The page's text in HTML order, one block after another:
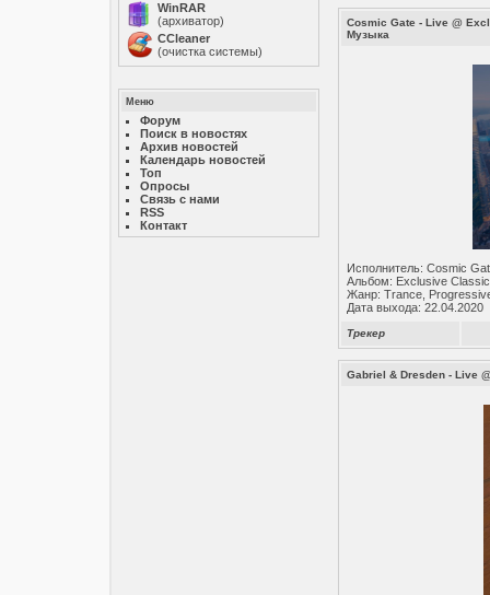
WinRAR
(архиватор)
ССleaner
(очистка системы)
Меню
Форум
Поиск в новостях
Архив новостей
Календарь новостей
Топ
Опросы
Связь с нами
RSS
Контакт
Cosmic Gate - Live @
Музыка
Исполнитель: Cosmic
Альбом: Exclusive
Жанр: Trance,
Дата выхода: 22.04.2020
Трекер
Gabriel & Dresden - Live